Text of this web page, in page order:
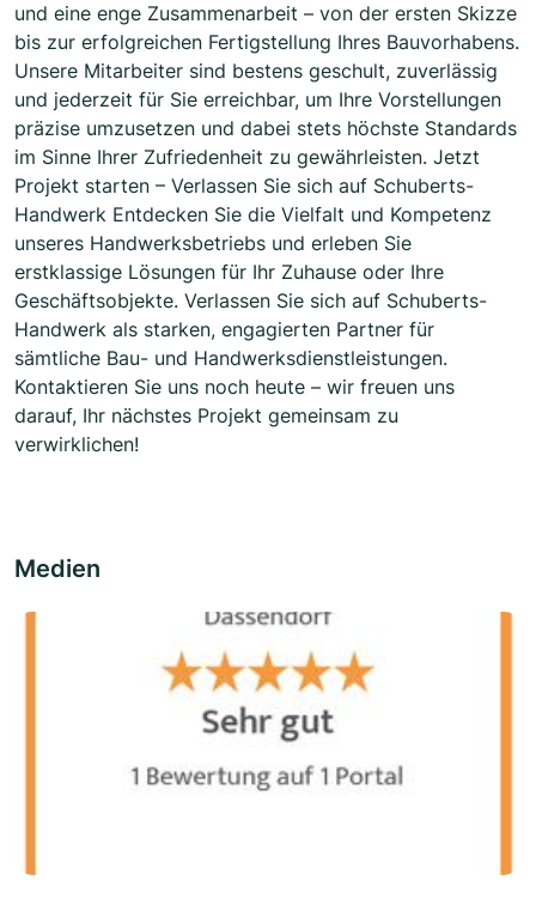
und eine enge Zusammenarbeit – von der ersten Skizze
bis zur erfolgreichen Fertigstellung Ihres Bauvorhabens.
Unsere Mitarbeiter sind bestens geschult, zuverlässig
und jederzeit für Sie erreichbar, um Ihre Vorstellungen
präzise umzusetzen und dabei stets höchste Standards
im Sinne Ihrer Zufriedenheit zu gewährleisten. Jetzt
Projekt starten – Verlassen Sie sich auf Schuberts-
Handwerk Entdecken Sie die Vielfalt und Kompetenz
unseres Handwerksbetriebs und erleben Sie
erstklassige Lösungen für Ihr Zuhause oder Ihre
Geschäftsobjekte. Verlassen Sie sich auf Schuberts-
Handwerk als starken, engagierten Partner für
sämtliche Bau- und Handwerksdienstleistungen.
Kontaktieren Sie uns noch heute – wir freuen uns
darauf, Ihr nächstes Projekt gemeinsam zu
verwirklichen!
Medien